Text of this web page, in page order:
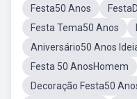
Festa50 Anos
Festa Tema50 Anos
Aniversário50 Anos
Festa 50 AnosHomem
Decoração Festa50